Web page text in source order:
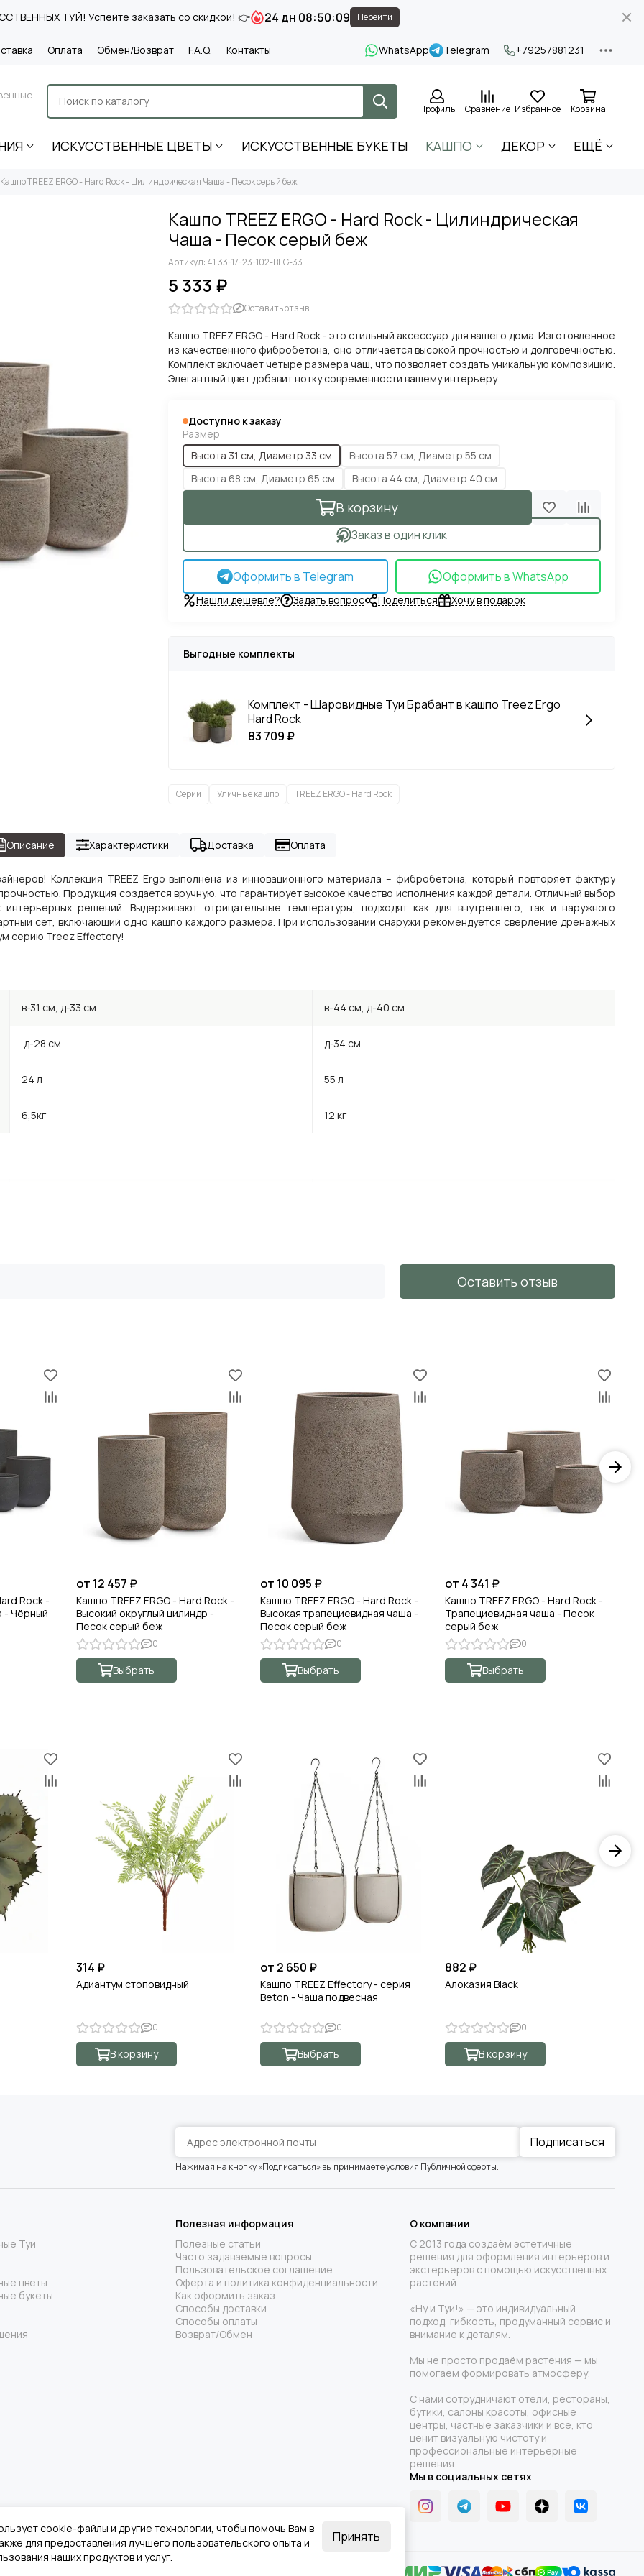
ТУЙ! Успейте заказать со скидкой! 👉 24 дн 08:50:09 Перейти
Оплата Обмен/Возврат F.A.Q. Контакты WhatsApp Telegram +79257881231
Профиль Сравнение Избранное Корзина
ИСКУССТВЕННЫЕ ЦВЕТЫ ИСКУССТВЕННЫЕ БУКЕТЫ КАШПО ДЕКОР ЕЩЁ
Кашпо TREEZ ERGO - Hard Rock - Цилиндрическая Чаша - Песок серый беж
Кашпо TREEZ ERGO - Hard Rock - Цилиндрическая
Чаша - Песок серый беж
Артикул: 41.33-17-23-102-BEG-33
5 333 ₽
Оставить отзыв
Кашпо TREEZ ERGO - Hard Rock - это стильный аксессуар для вашего дома. Изготовленное
из качественного фибробетона, оно отличается высокой прочностью и долговечностью.
Комплект включает четыре размера чаш, что позволяет создать уникальную композицию.
Элегантный цвет добавит нотку современности вашему интерьеру.
Доступно к заказу
Размер
Высота 31 см, Диаметр 33 см
Высота 57 см, Диаметр 55 см
Высота 68 см, Диаметр 65 см
Высота 44 см, Диаметр 40 см
В корзину
Заказ в один клик
Оформить в Telegram Оформить в WhatsApp
Нашли дешевле? Задать вопрос Поделиться Хочу в подарок
Выгодные комплекты
Комплект - Шаровидные Туи Брабант в кашпо Treez Ergo
Hard Rock
83 709 ₽
Серии Уличные кашпо TREEZ ERGO - Hard Rock
Описание Характеристики Доставка Оплата
Коллекция TREEZ Ergo выполнена из инновационного материала – фибробетона, который повторяет фактуру
Продукция создается вручную, что гарантирует высокое качество исполнения каждой детали. Отличный выбор
решений. Выдерживают отрицательные температуры, подходят как для внутреннего, так и наружного
сет, включающий одно кашпо каждого размера. При использовании снаружи рекомендуется сверление дренажных
серию Treez Effectory!
в-31 см, д-33 см в-44 см, д-40 см
д-28 см д-34 см
24 л 55 л
6,5кг 12 кг
Оставить отзыв
Rock -
- Чёрный
от 12 457 ₽
Кашпо TREEZ ERGO - Hard Rock -
Высокий округлый цилиндр -
Песок серый беж
0
Выбрать
от 10 095 ₽
Кашпо TREEZ ERGO - Hard Rock -
Высокая трапециевидная чаша -
Песок серый беж
0
Выбрать
от 4 341 ₽
Кашпо TREEZ ERGO - Hard Rock -
Трапециевидная чаша - Песок
серый беж
0
Выбрать
314 ₽
Адиантум стоповидный
0
В корзину
от 2 650 ₽
Кашпо TREEZ Effectory - серия
Beton - Чаша подвесная
0
Выбрать
882 ₽
Алоказия Black
0
В корзину
Подписаться
Нажимая на кнопку «Подписаться» вы принимаете условия Публичной оферты.
Туи
цветы
букеты
Полезная информация
Полезные статьи
Часто задаваемые вопросы
Пользовательское соглашение
Оферта и политика конфиденциальности
Как оформить заказ
Способы доставки
Способы оплаты
Возврат/Обмен
О компании
С 2013 года создаём эстетичные
решения для оформления интерьеров и
экстерьеров с помощью искусственных
растений.
«Ну и Туи!» — это индивидуальный
подход, гибкость, продуманный сервис и
внимание к деталям.
Мы не просто продаём растения — мы
помогаем формировать атмосферу.
С нами сотрудничают отели, рестораны,
бутики, салоны красоты, офисные
центры, частные заказчики и все, кто
ценит визуальную чистоту и
профессиональные интерьерные
решения.
Мы в социальных сетях
cookie-файлы и другие технологии, чтобы помочь Вам в
для предоставления лучшего пользовательского опыта и
наших продуктов и услуг.
Принять